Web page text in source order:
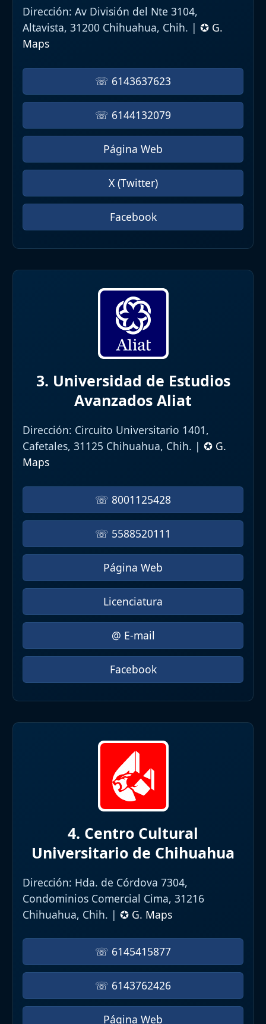
Dirección: Av División del Nte 3104,
Altavista, 31200 Chihuahua, Chih. | ✪ G.
Maps
☏ 6143637623
☏ 6144132079
Página Web
X (Twitter)
Facebook
3. Universidad de Estudios
Avanzados Aliat
Dirección: Circuito Universitario 1401,
Cafetales, 31125 Chihuahua, Chih. | ✪ G.
Maps
☏ 8001125428
☏ 5588520111
Página Web
Licenciatura
@ E-mail
Facebook
4. Centro Cultural
Universitario de Chihuahua
Dirección: Hda. de Córdova 7304,
Condominios Comercial Cima, 31216
Chihuahua, Chih. | ✪ G. Maps
☏ 6145415877
☏ 6143762426
Página Web